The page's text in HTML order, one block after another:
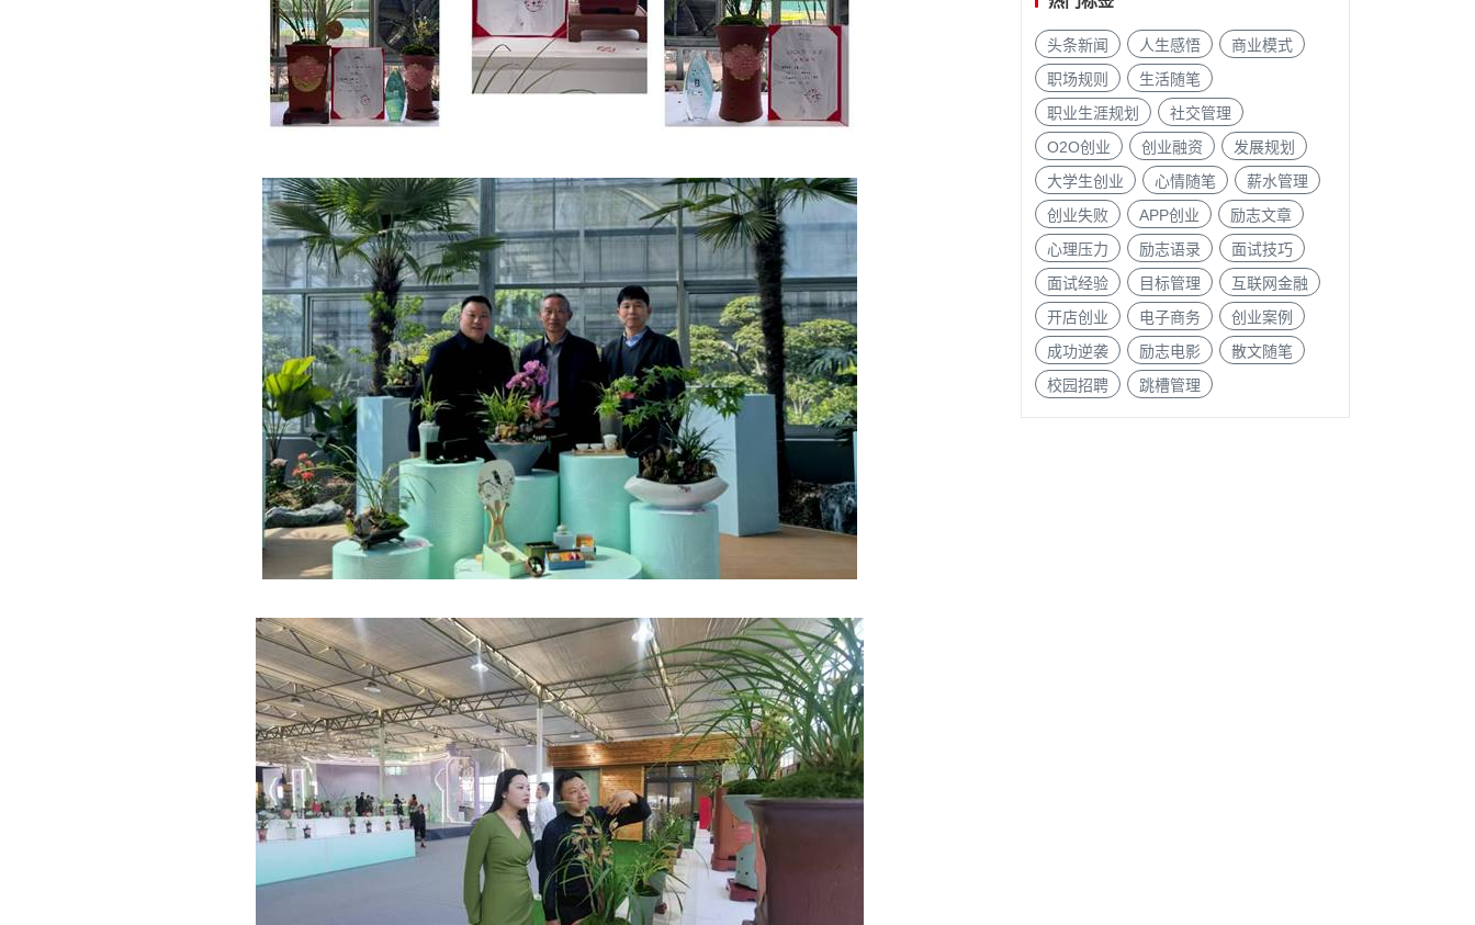
头条新闻 人生感悟
商业模式
职场规则
生活随笔
职业生涯规划
社交管理
O2O创业
创业融资
发展规划
大学生创业
心情随笔
薪水管理
创业失败
APP创业
励志文章
心理压力
励志语录
面试技巧
面试经验
目标管理
互联网金融
开店创业
电子商务
创业案例
成功逆袭
励志电影
散文随笔
校园招聘
跳槽管理